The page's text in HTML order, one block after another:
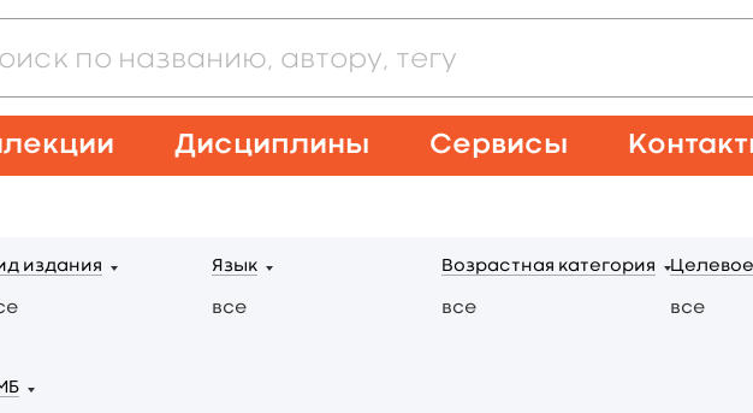
Дисциплины Сервисы
издания Язык
все
Возрастная категория
все все